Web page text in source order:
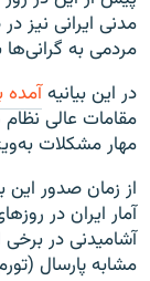
مدنی ایرانی نیز
مردمی به گرانی‌ها
در این بیانیهآمده
مقامات عالی
مهار مشکلات
از زمان صدور این
آمار ایران در
آشامیدنی در
مشابه پارسال